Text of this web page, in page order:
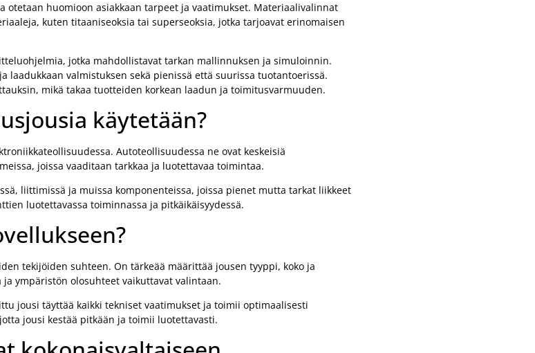
huomioon asiakkaan tarpeet ja vaatimukset. Materiaalivalinnat
kuten titaaniseoksia tai superseoksia, jotka tarjoavat erinomaisen
jotka mahdollistavat tarkan mallinnuksen ja simuloinnin.
laadukkaan valmistuksen sekä pienissä että suurissa tuotantoerissä.
mikä takaa tuotteiden korkean laadun ja toimitusvarmuuden.
käytetään?
Autoteollisuudessa ne ovat keskeisiä
joissa vaaditaan tarkkaa ja luotettavaa toimintaa.
liittimissä ja muissa komponenteissa, joissa pienet mutta tarkat liikkeet
luotettavassa toiminnassa ja pitkäikäisyydessä.
tekijöiden suhteen. On tärkeää määrittää jousen tyyppi, koko ja
ympäristön olosuhteet vaikuttavat valintaan.
jousi täyttää kaikki tekniset vaatimukset ja toimii optimaalisesti
jousi kestää pitkään ja toimii luotettavasti.